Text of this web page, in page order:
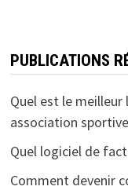
PUBLICATIONS
Quel est le
association
Quel logiciel de
Comment devenir